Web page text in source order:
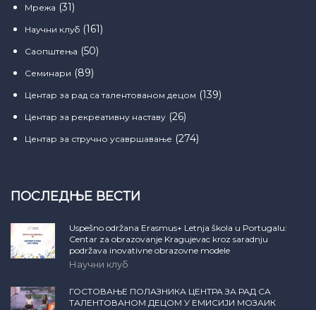
Мрежа (31)
Научни клуб (161)
Саопштења (50)
Семинари (89)
Центар за рад са талентованом децом (139)
Центар за рекреативну наставу (26)
Центар за стручно усавршавање (274)
ПОСЛЕДЊЕ ВЕСТИ
Uspešno održana Erasmus+ Letnja škola u Portugalu:
Centar za obrazovanje Kragujevac kroz saradnju
podržava inovativne obrazovne modele
Научни клуб
ГОСТОВАЊЕ ПОЛАЗНИКА ЦЕНТРА ЗА РАД СА
ТАЛЕНТОВАНОМ ДЕЦОМ У ЕМИСИЈИ МОЗАИК